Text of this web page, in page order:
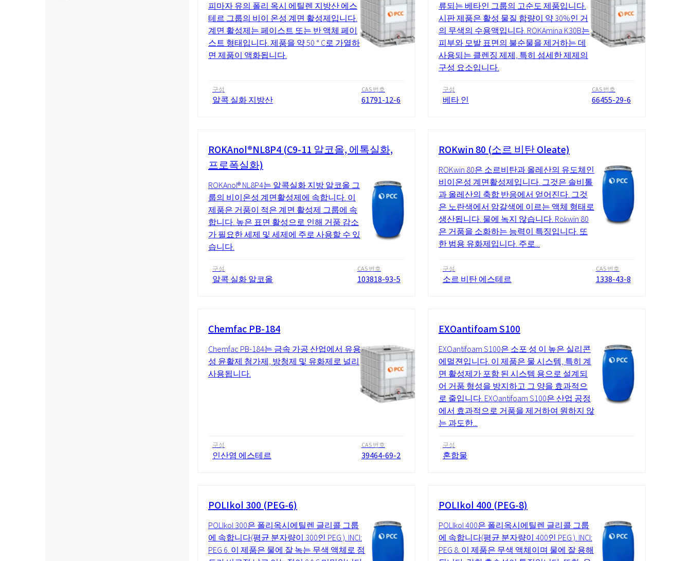
피마자 유의 폴리 옥시 에틸렌 지방산 에스
테르 그룹의 비이 온성 계면 활성제입니다.
계면 활성제는 페이스트 또는 반 액체 페이
스트 형태입니다. 제품을 약 50 ° C로 가열하
면 제품이 액화됩니다.
구성
알콕 실화 지방산
CAS 번호
61791-12-6
류되는 베타인 그룹의 고순도 제품입니다.
시판 제품은 활성 물질 함량이 약 30%인 거
의 무색의 수용액입니다. ROKAmina K30B는
피부와 모발 표면의 불순물을 제거하는 데
사용되는 클렌징 제제, 특히 섬세한 제제의
구성 요소입니다.
구성
베타 인
CAS 번호
66455-29-6
ROKAnol®NL8P4 (C9-11 알코올, 에톡실화,
프로폭실화)
ROKAnol® NL8P4는 알콕실화 지방 알코올 그
룹의 비이온성 계면활성제에 속합니다. 이
제품은 거품이 적은 계면 활성제 그룹에 속
합니다. 높은 표면 활성으로 인해 거품 감소
가 필요한 세제 및 세제에 주로 사용할 수 있
습니다.
구성
알콕 실화 알코올
CAS 번호
103818-93-5
ROKwin 80 (소르 비탄 Oleate)
ROKwin 80은 소르비탄과 올레산의 유도체인
비이온성 계면활성제입니다. 그것은 솔비톨
과 올레산의 축합 반응에서 얻어진다. 그것
은 노란색에서 암갈색에 이르는 액체 형태로
생산됩니다. 물에 녹지 않습니다. Rokwin 80
은 거품을 소화하는 능력이 특징입니다. 또
한 범용 유화제입니다. 주로...
구성
소르 비탄 에스테르
CAS 번호
1338-43-8
Chemfac PB-184
Chemfac PB-184는 금속 가공 산업에서 유용
성 윤활제 첨가제, 방청제 및 유화제로 널리
사용됩니다.
구성
인산염 에스테르
CAS 번호
39464-69-2
EXOantifoam S100
EXOantifoam S100은 소포 성 이 높은 실리콘
에멀젼입니다. 이 제품은 물 시스템, 특히 계
면 활성제가 포함 된 시스템 용으로 설계되
어 거품 형성을 방지하고 그 양을 효과적으
로 줄입니다. EXOantifoam S100은 산업 공정
에서 효과적으로 거품을 제거하여 원하지 않
는 과도한...
구성
혼합물
POLIkol 300 (PEG-6)
POLIkol 300은 폴리옥시에틸렌 글리콜 그룹
에 속합니다(평균 분자량이 300인 PEG ). INCI:
PEG 6. 이 제품은 물에 잘 녹는 무색 액체로 점
POLIkol 400 (PEG-8)
POLIkol 400은 폴리옥시에틸렌 글리콜 그룹
에 속합니다(평균 분자량이 400인 PEG ). INCI:
PEG 8. 이 제품은 무색 액체이며 물에 잘 용해